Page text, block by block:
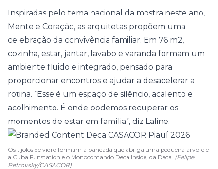
Inspiradas pelo tema nacional da mostra neste ano,
Mente e Coração, as arquitetas propõem uma
celebração da convivência familiar. Em 76 m2,
cozinha, estar, jantar, lavabo e varanda formam um
ambiente fluido e integrado, pensado para
proporcionar encontros e ajudar a desacelerar a
rotina. “Esse é um espaço de silêncio, acalento e
acolhimento. É onde podemos recuperar os
momentos de estar em família”, diz Laline.
Os tijolos de vidro formam a bancada que abriga uma pequena árvore e
a Cuba Funstation e o Monocomando Deca Inside, da Deca. (Felipe
Petrovsky/CASACOR)